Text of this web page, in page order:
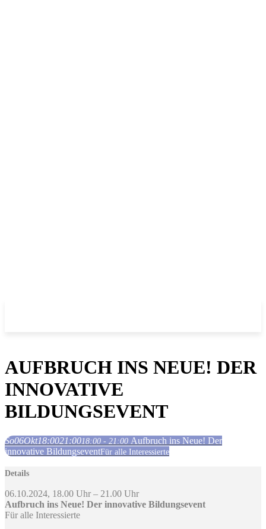
AUFBRUCH INS NEUE! DER
INNOVATIVE
BILDUNGSEVENT
So06Okt18:0021:0018:00 - 21:00 Aufbruch ins Neue! Der
innovative BildungseventFür alle Interessierte
Details
06.10.2024, 18.00 Uhr – 21.00 Uhr
Aufbruch ins Neue! Der innovative Bildungsevent
Für alle Interessierte